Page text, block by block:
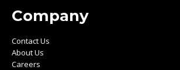
Company
Contact Us
About Us
Careers